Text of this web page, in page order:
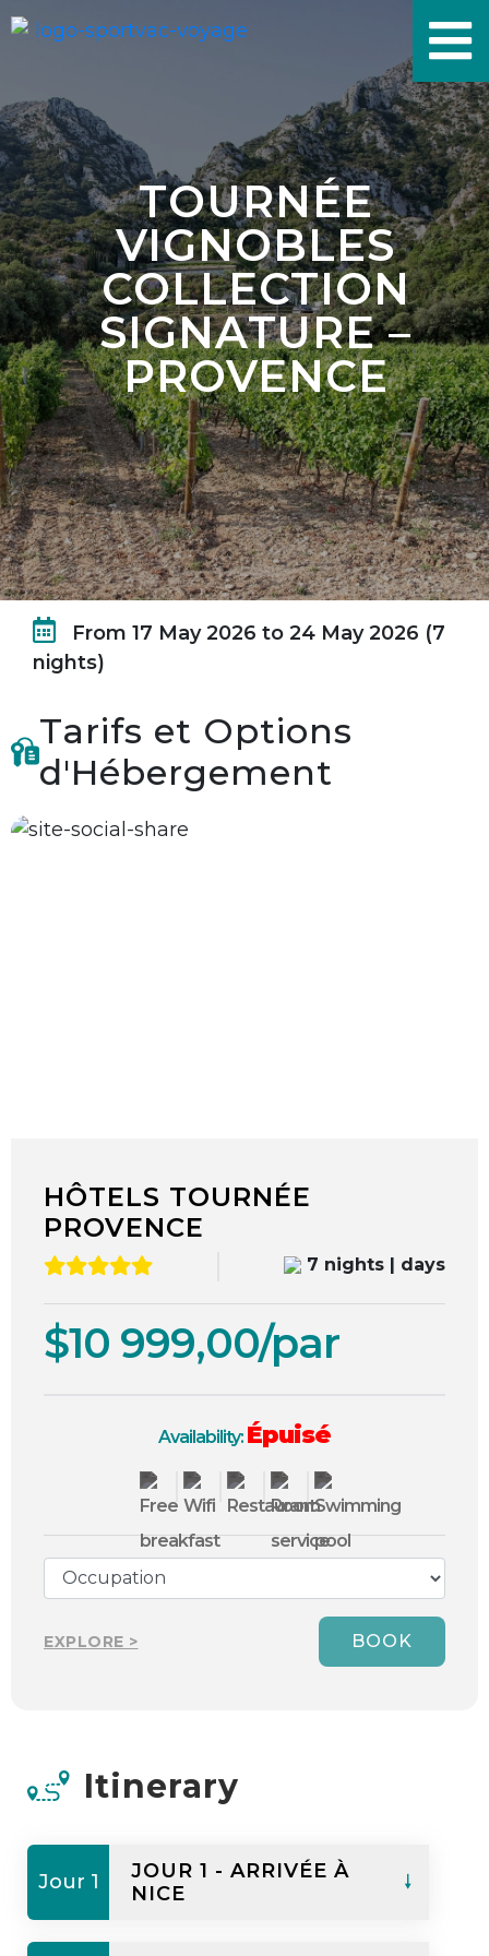
TOURNÉE
VIGNOBLES
COLLECTION
SIGNATURE –
PROVENCE
From 17 May 2026 to 24 May 2026 (7
nights)
Tarifs et Options
d'Hébergement
HÔTELS TOURNÉE
PROVENCE
7 nights | days
$10 999,00/par
Availability: Épuisé
EXPLORE > BOOK
Itinerary
Jour 1
JOUR 1 - ARRIVÉE À
NICE